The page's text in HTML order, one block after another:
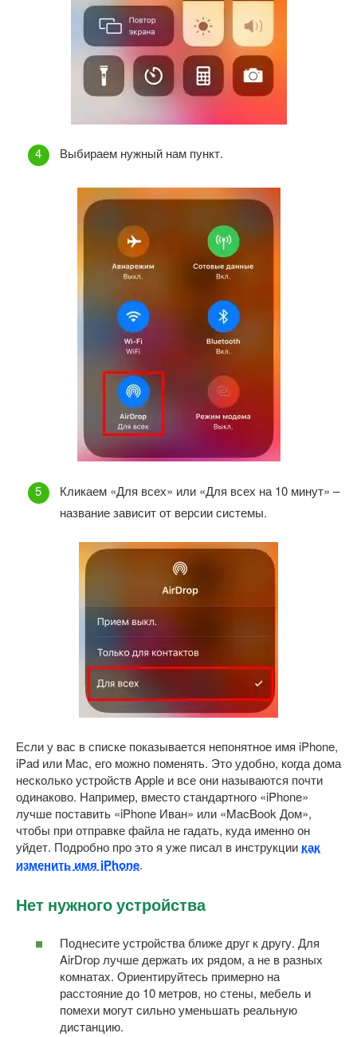
Выбираем нужный нам пункт.
Кликаем «Для всех» или «Для всех на 10 минут» –
название зависит от версии системы.
Если у вас в списке показывается непонятное имя iPhone,
iPad или Mac, его можно поменять. Это удобно, когда дома
несколько устройств Apple и все они называются почти
одинаково. Например, вместо стандартного «iPhone»
лучше поставить «iPhone Иван» или «MacBook Дом»,
чтобы при отправке файла не гадать, куда именно он
уйдет. Подробно про это я уже писал в инструкции как
изменить имя iPhone.
Нет нужного устройства
Поднесите устройства ближе друг к другу. Для
AirDrop лучше держать их рядом, а не в разных
комнатах. Ориентируйтесь примерно на
расстояние до 10 метров, но стены, мебель и
помехи могут сильно уменьшать реальную
дистанцию.